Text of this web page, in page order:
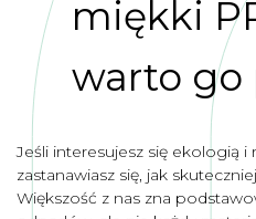
miękki
warto go
Jeśli interesujesz się ekologią
zastanawiasz się, jak
Większość z nas zna